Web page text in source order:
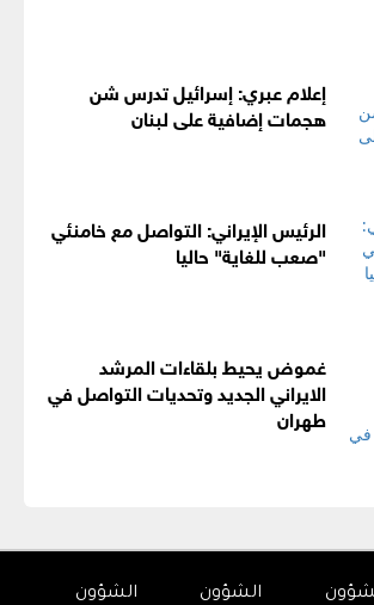
إعلام عبري: إسرائيل تدرس شن
هجمات إضافية على لبنان
الرئيس الإيراني: التواصل مع خامنئي
"صعب للغاية" حاليا
غموض يحيط بلقاءات المرشد
الايراني الجديد وتحديات التواصل في
طهران
الشؤون
الشؤون